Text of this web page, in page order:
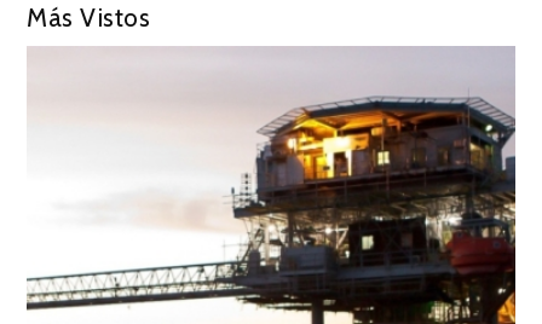
Más Vistos